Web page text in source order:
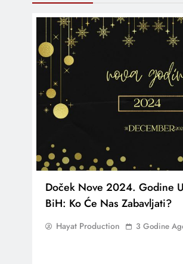
Doček Nove 2024. Godine
BiH: Ko Će Nas Zabavljati?
Hayat Production 3 Godine